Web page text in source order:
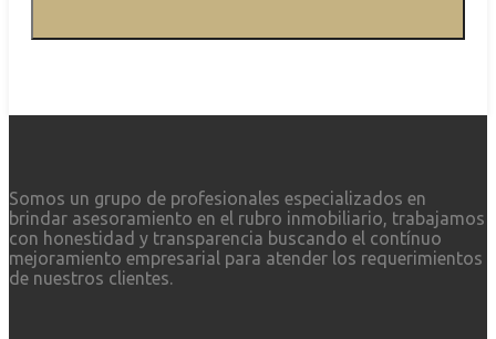
Somos un grupo de profesionales especializados en
brindar asesoramiento en el rubro inmobiliario, trabajamos
con honestidad y transparencia buscando el contínuo
mejoramiento empresarial para atender los requerimientos
de nuestros clientes.